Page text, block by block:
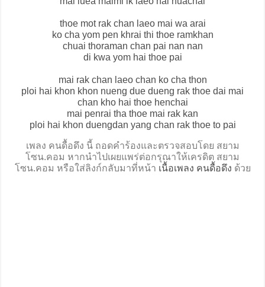
thoe mot rak chan laeo mai wa arai
ko cha yom pen khrai thi thoe ramkhan
chuai thoraman chan pai nan nan
di kwa yom hai thoe pai
mai rak chan laeo chan ko cha thon
ploi hai khon khon nueng due dueng rak thoe dai mai
chan kho hai thoe henchai
mai penrai tha thoe mai rak kan
ploi hai khon duengdan yang chan rak thoe to pai
เพลง คนดื้อดึง นี้ ถอดคำร้องและตรวจสอบโดย สยาม
โซน.คอม หากนำไปเผยแพร่ต่อกรุณาให้เครดิต สยาม
โซน.คอม หรือใส่ลิงก์กลับมาที่หน้า เนื้อเพลง คนดื้อดึง ด้วย